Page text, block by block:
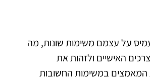
על עצמם משימות שונות, מה
האישיים ולזהות את
המאמצים במשימות החשובות